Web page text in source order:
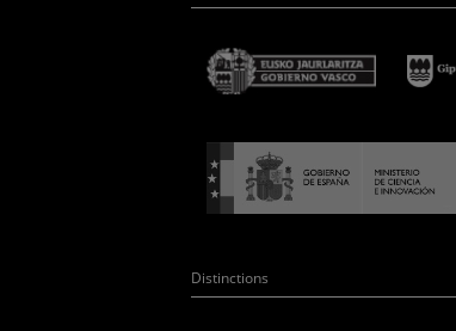
Distinctions